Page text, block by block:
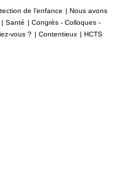
de l'enfance | Nous avons
| Santé | Congrès - Colloques -
vous ? | Contentieux | HCTS